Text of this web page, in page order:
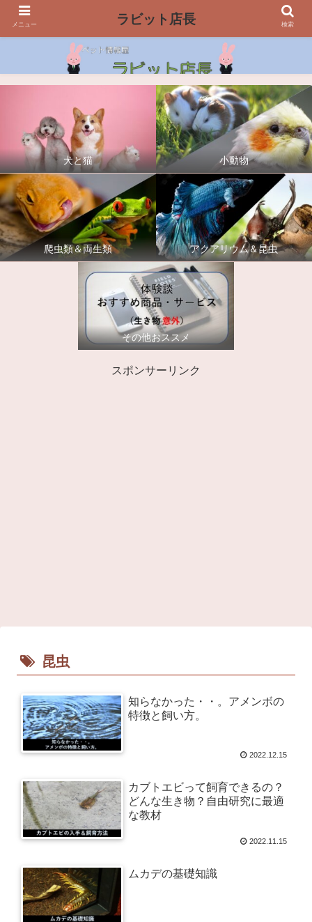
犬と猫 小動物
爬虫類＆両生類 アクアリウム＆昆虫
その他おススメ
スポンサーリンク
昆虫
知らなかった・・。アメンボの
特徴と飼い方。
2022.12.15
カブトエビって飼育できるの？
どんな生き物？自由研究に最適
な教材
2022.11.15
ムカデの基礎知識
メニュー ラビット店長 検索